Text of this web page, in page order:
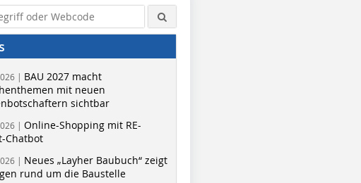
| BAU 2027 macht
mit neuen
sichtbar
| Online-Shopping mit RE-
Chatbot
| Neues „Layher Baubuch“ zeigt
rund um die Baustelle